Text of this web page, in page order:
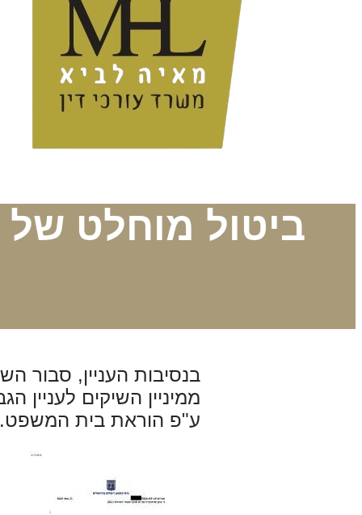
ביטול מוחלט
בנסיבות העניין, סבור
ממיניין השיקים
ע"פ הוראת בית המשפט.